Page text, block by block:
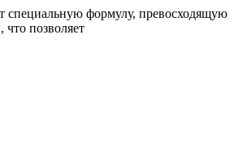
специальную формулу, превосходящую
позволяет